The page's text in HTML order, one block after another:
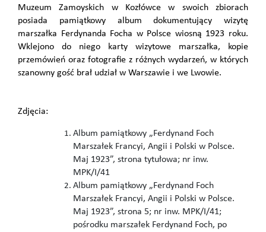
Muzeum Zamoyskich w Kozłówce w swoich zbiorach
posiada pamiątkowy album dokumentujący wizytę
marszałka Ferdynanda Focha w Polsce wiosną 1923 roku.
Wklejono do niego karty wizytowe marszałka, kopie
przemówień oraz fotografie z różnych wydarzeń, w których
szanowny gość brał udział w Warszawie i we Lwowie.
Zdjęcia:
Album pamiątkowy „Ferdynand Foch
Marszałek Francyi, Angii i Polski w Polsce.
Maj 1923”, strona tytułowa; nr inw.
MPK/I/41
Album pamiątkowy „Ferdynand Foch
Marszałek Francyi, Angii i Polski w Polsce.
Maj 1923”, strona 5; nr inw. MPK/I/41;
pośrodku marszałek Ferdynand Foch, po